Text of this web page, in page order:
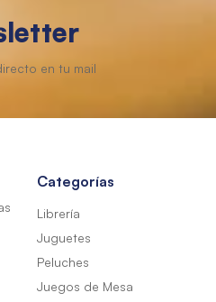
Categorías
Librería
Juguetes
Peluches
Juegos de Mesa